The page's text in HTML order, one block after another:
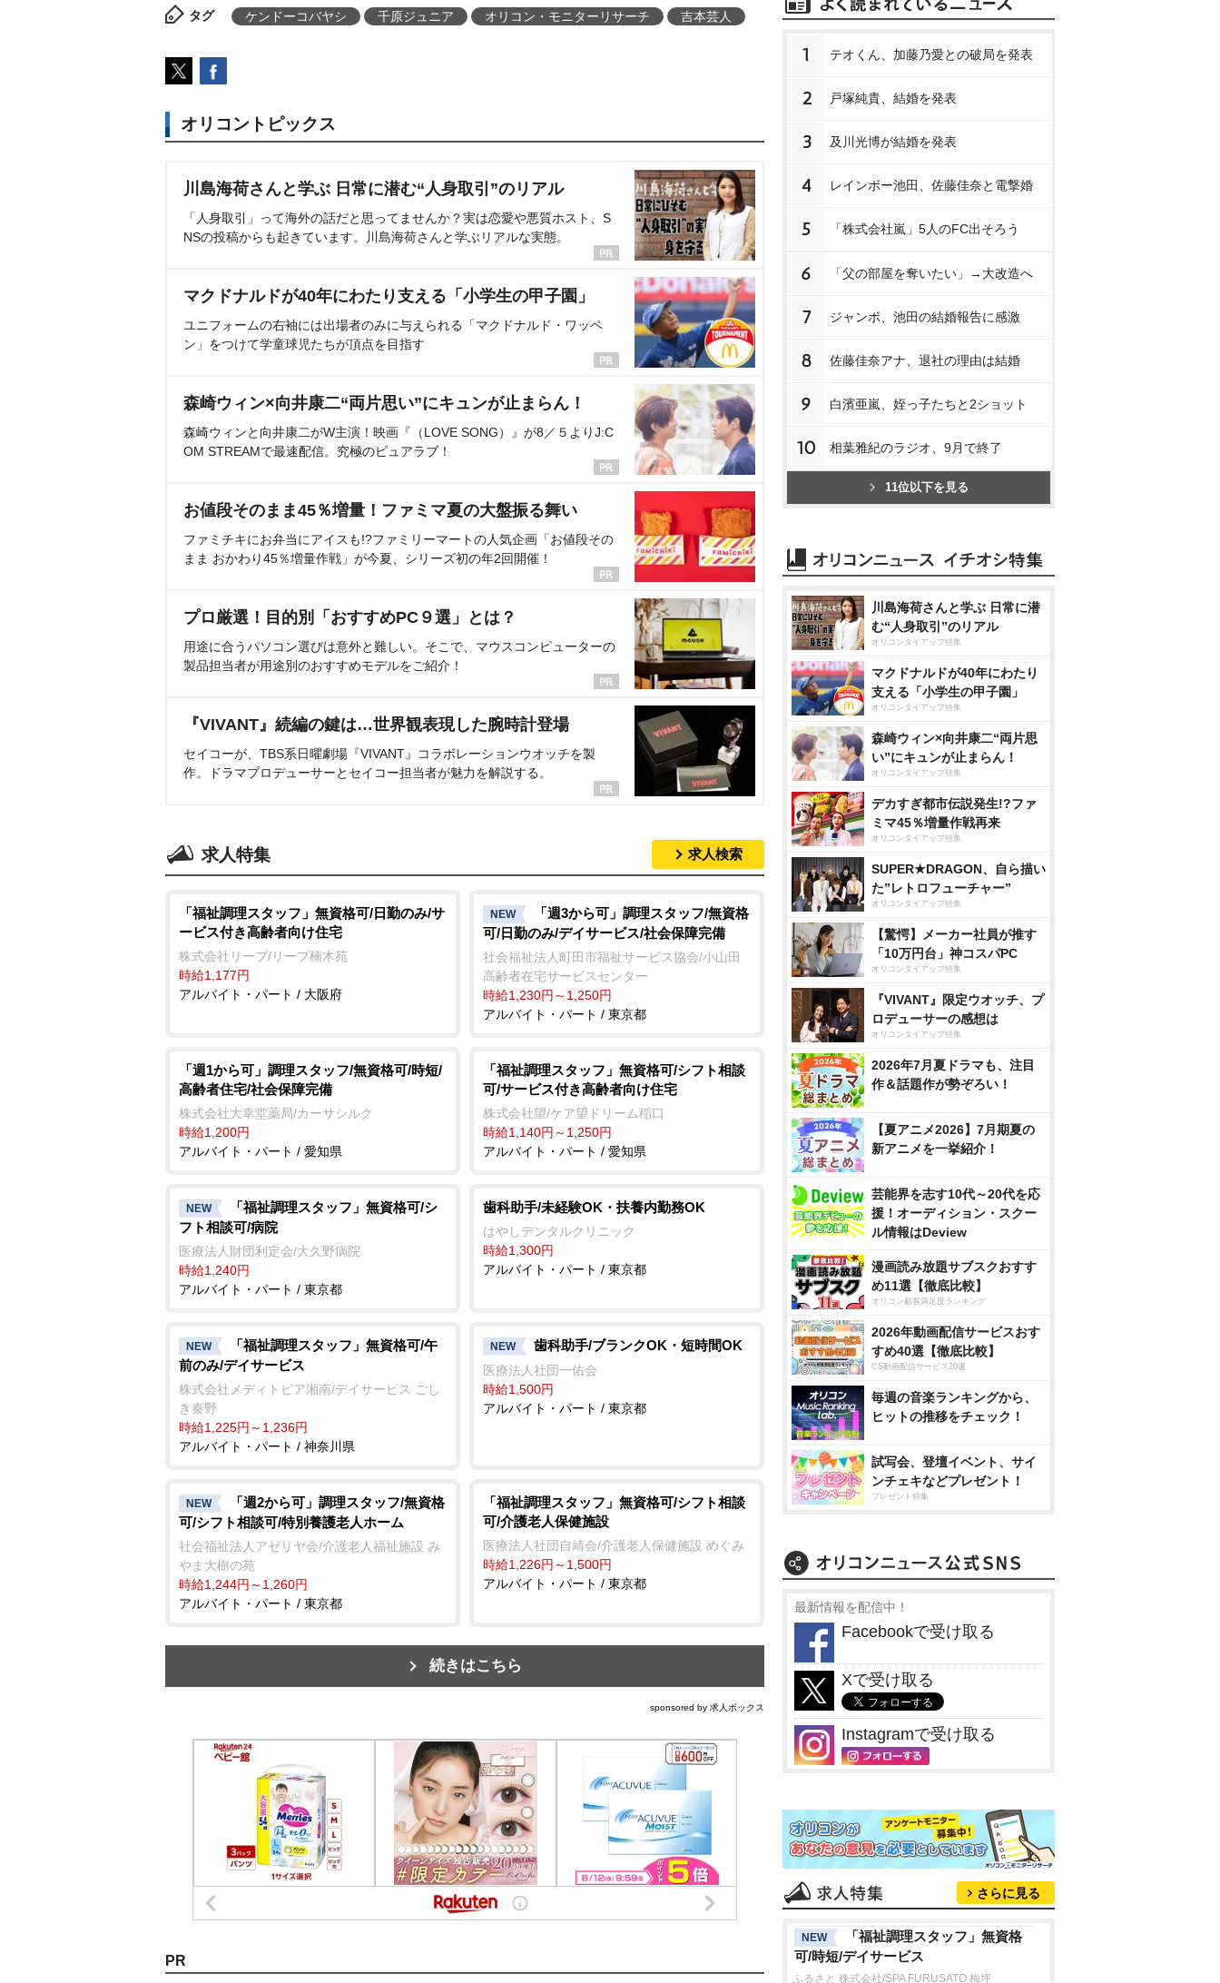
タグ ケンドーコバヤシ 千原ジュニア オリコン・モニターリサーチ 吉本芸人
オリコントピックス
川島海荷さんと学ぶ 日常に潜む“人身取引”のリアル
「人身取引」って海外の話だと思ってませんか？実は恋愛や悪質ホスト、S
NSの投稿からも起きています。川島海荷さんと学ぶリアルな実態。
マクドナルドが40年にわたり支える「小学生の甲子園」
ユニフォームの右袖には出場者のみに与えられる「マクドナルド・ワッペ
ン」をつけて学童球児たちが頂点を目指す
森崎ウィン×向井康二“両片思い”にキュンが止まらん！
森崎ウィンと向井康二がW主演！映画『（LOVE SONG）』が8／５よりJ:C
OM STREAMで最速配信。究極のピュアラブ！
お値段そのまま45％増量！ファミマ夏の大盤振る舞い
ファミチキにお弁当にアイスも!?ファミリーマートの人気企画「お値段その
まま おかわり45％増量作戦」が今夏、シリーズ初の年2回開催！
プロ厳選！目的別「おすすめPC９選」とは？
用途に合うパソコン選びは意外と難しい。そこで、マウスコンピューターの
製品担当者が用途別のおすすめモデルをご紹介！
『VIVANT』続編の鍵は…世界観表現した腕時計登場
セイコーが、TBS系日曜劇場『VIVANT』コラボレーションウオッチを製
作。ドラマプロデューサーとセイコー担当者が魅力を解説する。
求人特集 求人検索
「福祉調理スタッフ」無資格可/日勤のみ/サ
ービス付き高齢者向け住宅
株式会社リープ/リープ楠木苑
時給1,177円
アルバイト・パート / 大阪府
NEW
「週3から可」調理スタッフ/無資格
可/日勤のみ/デイサービス/社会保障完備
社会福祉法人町田市福祉サービス協会/小山田
高齢者在宅サービスセンター
時給1,230円～1,250円
アルバイト・パート / 東京都
「週1から可」調理スタッフ/無資格可/時短/
高齢者住宅/社会保障完備
株式会社大幸堂薬局/カーサシルク
時給1,200円
アルバイト・パート / 愛知県
「福祉調理スタッフ」無資格可/シフト相談
可/サービス付き高齢者向け住宅
株式会社望/ケア望ドリーム稲口
時給1,140円～1,250円
アルバイト・パート / 愛知県
NEW
「福祉調理スタッフ」無資格可/シ
フト相談可/病院
医療法人財団利定会/大久野病院
時給1,240円
アルバイト・パート / 東京都
歯科助手/未経験OK・扶養内勤務OK
はやしデンタルクリニック
時給1,300円
アルバイト・パート / 東京都
NEW
「福祉調理スタッフ」無資格可/午
前のみ/デイサービス
株式会社メディトピア湘南/デイサービス ごし
き秦野
時給1,225円～1,236円
アルバイト・パート / 神奈川県
NEW 歯科助手/ブランクOK・短時間OK
医療法人社団一佑会
時給1,500円
アルバイト・パート / 東京都
NEW
「週2から可」調理スタッフ/無資格
可/シフト相談可/特別養護老人ホーム
社会福祉法人アゼリヤ会/介護老人福祉施設 み
ま大樹の苑
時給1,244円～1,260円
アルバイト・パート / 東京都
「福祉調理スタッフ」無資格可/シフト相談
可/介護老人保健施設
医療法人社団自靖会/介護老人保健施設 めぐみ
時給1,226円～1,500円
アルバイト・パート / 東京都
続きはこちら
sponsored by 求人ボックス
PR
1 テオくん、加藤乃愛との破局を発表
2 戸塚純貴、結婚を発表
3 及川光博が結婚を発表
4 レインボー池田、佐藤佳奈と電撃婚
5 「株式会社嵐」5人のFC出そろう
6 「父の部屋を奪いたい」→大改造へ
7 ジャンボ、池田の結婚報告に感激
8 佐藤佳奈アナ、退社の理由は結婚
9 白濱亜嵐、姪っ子たちと2ショット
10 相葉雅紀のラジオ、9月で終了
11位以下を見る
川島海荷さんと学ぶ 日常に潜
む“人身取引”のリアル
オリコンタイアップ特集
マクドナルドが40年にわたり
支える「小学生の甲子園」
オリコンタイアップ特集
森崎ウィン×向井康二“両片思
い”にキュンが止まらん！
オリコンタイアップ特集
デカすぎ都市伝説発生!?ファ
ミマ45％増量作戦再来
オリコンタイアップ特集
SUPER★DRAGON、自ら描い
た”レトロフューチャー”
オリコンタイアップ特集
【驚愕】メーカー社員が推す
「10万円台」神コスパPC
オリコンタイアップ特集
『VIVANT』限定ウオッチ、プ
ロデューサーの感想は
オリコンタイアップ特集
2026年7月夏ドラマも、注目
作＆話題作が勢ぞろい！
【夏アニメ2026】7月期夏の
新アニメを一挙紹介！
芸能界を志す10代～20代を応
援！オーディション・スクー
ル情報はDeview
漫画読み放題サブスクおすす
め11選【徹底比較】
オリコン顧客満足度ランキング
2026年動画配信サービスおす
すめ40選【徹底比較】
CS動画配信サービス20選
毎週の音楽ランキングから、
ヒットの推移をチェック！
試写会、登壇イベント、サイ
ンチェキなどプレゼント！
プレゼント特集
最新情報を配信中！
Facebookで受け取る
Xで受け取る
Instagramで受け取る
さらに見る
NEW
「福祉調理スタッフ」無資格
可/時短/デイサービス
ふるさと 株式会社/SPA FURUSATO 梅坪